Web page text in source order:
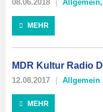
08.06.2018 Allgemein,
MEHR
MDR Kultur Radio
12.08.2017 Allgemein
MEHR